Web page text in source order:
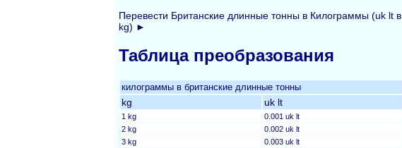
Перевести Британские длинные тонны в Килограммы (uk lt в
kg) ►
Таблица преобразования
килограммы в британские длинные тонны
kg uk lt
1 kg
0.001 uk lt
2 kg
0.002 uk lt
3 kg
0.003 uk lt